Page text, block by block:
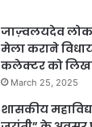
जाज़्वलयदेव लोक
मेला कराने
कलेक्टर को लिखा
March 25, 2025
शासकीय